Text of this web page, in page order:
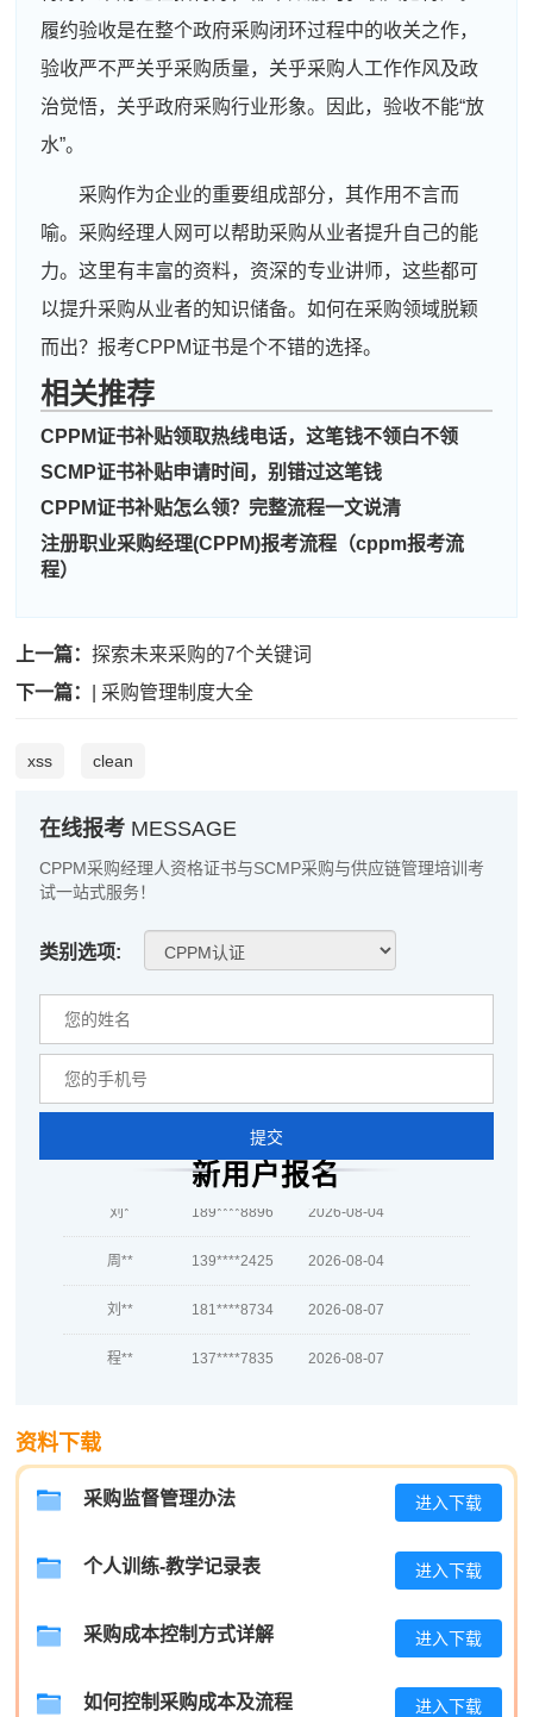
履约验收是在整个政府采购闭环过程中的收关之作，
验收严不严关乎采购质量，关乎采购人工作作风及政
治觉悟，关乎政府采购行业形象。因此，验收不能“放
水”。
采购作为企业的重要组成部分，其作用不言而
喻。采购经理人网可以帮助采购从业者提升自己的能
力。这里有丰富的资料，资深的专业讲师，这些都可
以提升采购从业者的知识储备。如何在采购领域脱颖
而出？报考CPPM证书是个不错的选择。
相关推荐
CPPM证书补贴领取热线电话，这笔钱不领白不领
SCMP证书补贴申请时间，别错过这笔钱
CPPM证书补贴怎么领？完整流程一文说清
注册职业采购经理(CPPM)报考流程（cppm报考流
程）
上一篇：探索未来采购的7个关键词
下一篇：
| 采购管理制度大全
xss clean
在线报考 MESSAGE
CPPM采购经理人资格证书与SCMP采购与供应链管理培训考
试一站式服务！
类别选项:
提交
新用户报名
刘** 181****8734 2026-08-07
程** 137****7835 2026-08-07
高** 181****6765 2026-08-06
133****2074 2026-08-06
王** 139****7142
张** 139****9304
越*
何** 133****5479 2026-08-05
蒋* 137****1449 2026-08-05
肖** 137****9079 2026-08-05
137****2403
189****8896 2026-08-04
周** 139****2425 2026-08-04
刘** 181****8734 2026-08-07
程** 137****7835 2026-08-07
李** 186****4477
陈** 139****5019
资料下载
采购监督管理办法 进入下载
个人训练-教学记录表 进入下载
采购成本控制方式详解 进入下载
如何控制采购成本及流程 进入下载